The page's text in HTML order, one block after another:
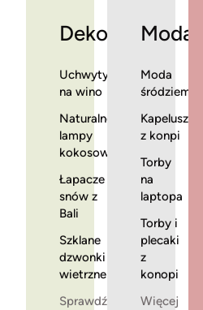
Dekoracje
Uchwyty
na wino
Naturalne
lampy
kokosowe
Łapacze
snów z
Bali
Szklane
dzwonki
wietrzne
Sprawdź
Moda
Moda
Kapelusze
z konpi
Torby
na
laptopa
Torby i
plecaki
z
konopi
Więcej